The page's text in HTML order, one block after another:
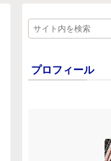
プロフィール